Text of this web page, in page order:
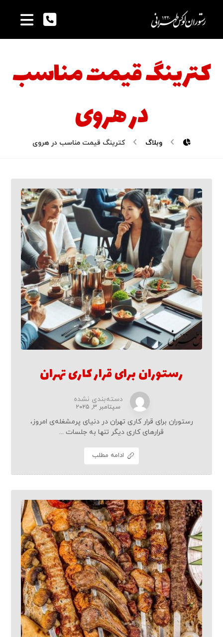
کترینگ قیمت مناسب
در هروی
وبلاگ کترینگ قیمت مناسب در هروی
رستوران برای قرار کاری تهران
دسته‌بندی نشده
سپتامبر ۳, ۲۰۲۵
رستوران برای قرار کاری تهران در دنیای پرمشغله‌ی امروز،
قرارهای کاری دیگر تنها به جلسات ...
ادامه مطلب